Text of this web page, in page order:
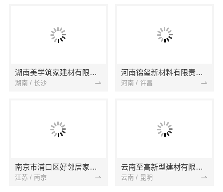
湖南美学筑家建材有限公司
湖南 / 长沙
河南锦玺新材料有限责任公司
河南 / 许昌
南京市浦口区好邻居家政服务中心
江苏 / 南京
云南至高新型建材有限公司
云南 / 昆明